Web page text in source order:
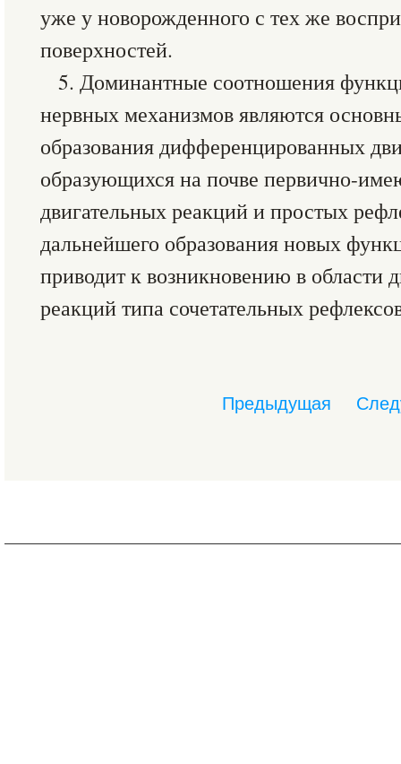
уже у новорожденного с тех же
поверхностей.
5. Доминантные соотношения
нервных механизмов являются
образования дифференцированных
образующихся на почве первично-
двигательных реакций и простых
дальнейшего образования новых
приводит к возникновению в
реакций типа сочетательных
Предыдущая